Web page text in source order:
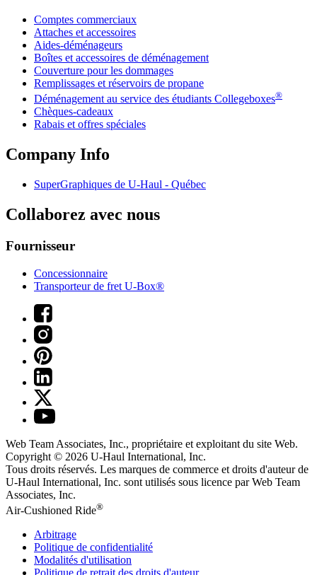
Comptes commerciaux
Attaches et accessoires
Aides-déménageurs
Boîtes et accessoires de déménagement
Couverture pour les dommages
Remplissages et réservoirs de propane
Déménagement au service des étudiants Collegeboxes®
Chèques-cadeaux
Rabais et offres spéciales
Company Info
SuperGraphiques de U-Haul - Québec
Collaborez avec nous
Fournisseur
Concessionnaire
Transporteur de fret U-Box®
Web Team Associates, Inc., propriétaire et exploitant du site Web.
Copyright © 2026 U-Haul International, Inc.
Tous droits réservés. Les marques de commerce et droits d'auteur de
U-Haul International, Inc. sont utilisés sous licence par Web Team
Associates, Inc.
Air-Cushioned Ride®
Arbitrage
Politique de confidentialité
Modalités d'utilisation
Politique de retrait des droits d'auteur